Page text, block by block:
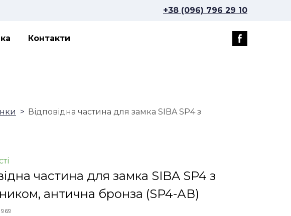
+38 (096) 796 29 10
Контакти
Відповідна частина для замка SIBA SP4 з
частина для замка SIBA SP4 з
антична бронза (SP4-АВ)